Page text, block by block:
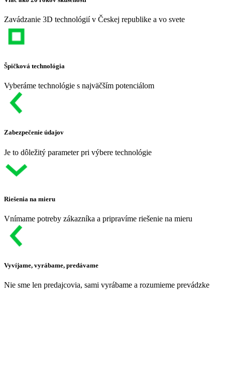
Zavádzanie 3D technológií v Českej republike a vo svete
Špičková technológia
Vyberáme technológie s najväčším potenciálom
Zabezpečenie údajov
Je to dôležitý parameter pri výbere technológie
Riešenia na mieru
Vnímame potreby zákazníka a pripravíme riešenie na mieru
Vyvíjame, vyrábame, predávame
Nie sme len predajcovia, sami vyrábame a rozumieme prevádzke